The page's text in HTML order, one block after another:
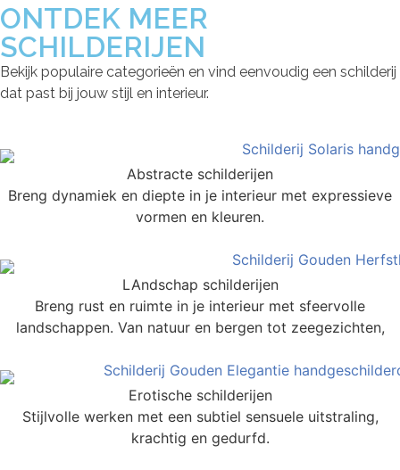
ONTDEK MEER
SCHILDERIJEN
Bekijk populaire categorieën en vind eenvoudig een schilderij
dat past bij jouw stijl en interieur.
Abstracte schilderijen
Breng dynamiek en diepte in je interieur met expressieve
vormen en kleuren.
LAndschap schilderijen
Breng rust en ruimte in je interieur met sfeervolle
landschappen. Van natuur en bergen tot zeegezichten,
Erotische schilderijen
Stijlvolle werken met een subtiel sensuele uitstraling,
krachtig en gedurfd.